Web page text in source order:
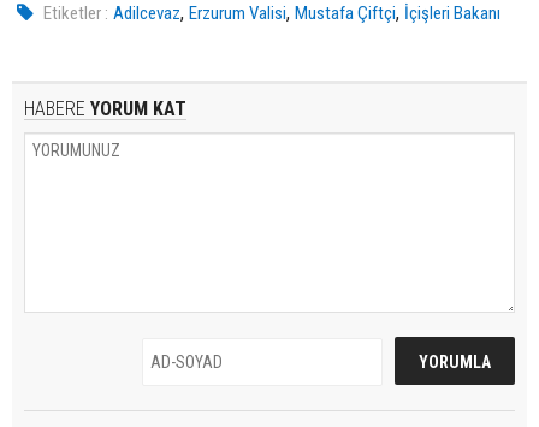
Etiketler : Adilcevaz,Erzurum Valisi,Mustafa Çiftçi, İçişleri Bakanı
HABERE YORUM KAT